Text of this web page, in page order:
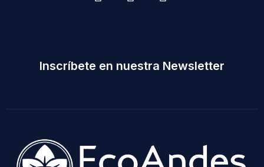
Inscríbete en nuestra Newsletter